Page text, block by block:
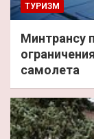
ТУРИЗМ
Минтрансу
самолета